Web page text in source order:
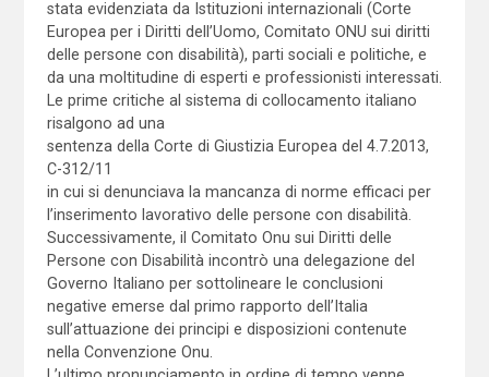
stata evidenziata da Istituzioni internazionali (Corte
Europea per i Diritti dell’Uomo, Comitato ONU sui diritti
delle persone con disabilità), parti sociali e politiche, e
da una moltitudine di esperti e professionisti interessati.
Le prime critiche al sistema di collocamento italiano
risalgono ad una
sentenza della Corte di Giustizia Europea del 4.7.2013,
C-312/11
in cui si denunciava la mancanza di norme efficaci per
l’inserimento lavorativo delle persone con disabilità.
Successivamente, il Comitato Onu sui Diritti delle
Persone con Disabilità incontrò una delegazione del
Governo Italiano per sottolineare le conclusioni
negative emerse dal primo rapporto dell’Italia
sull’attuazione dei principi e disposizioni contenute
nella Convenzione Onu.